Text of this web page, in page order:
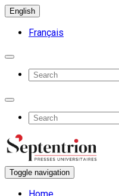
English
Français
Toggle navigation